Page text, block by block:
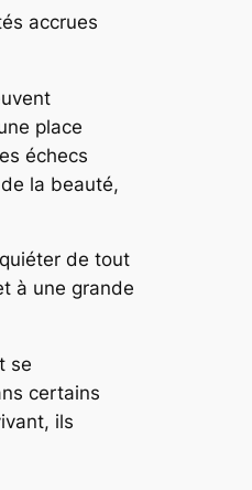
accrues
place
échecs
la beauté,
de tout
à une grande
se
certains
ils